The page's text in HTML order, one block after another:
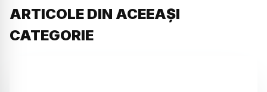
ARTICOLE DIN ACEEAȘI
CATEGORIE